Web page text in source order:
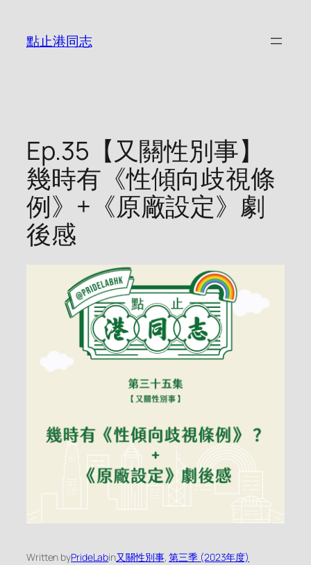
content
點止港同志
Ep.35【又關性別事】
幾時有《性傾向歧視條
例》+《原廠設定》劇
後感
Written byPrideLabin又關性別事, 第三季 (2023年度)